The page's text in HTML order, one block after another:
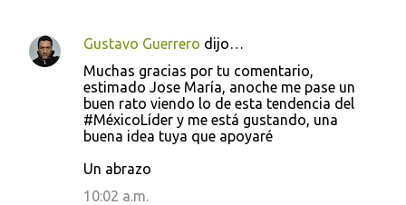
Gustavo Guerrero dijo…
Muchas gracias por tu comentario,
estimado Jose María, anoche me pase un
buen rato viendo lo de esta tendencia del
#MéxicoLíder y me está gustando, una
buena idea tuya que apoyaré
Un abrazo
10:02 a.m.